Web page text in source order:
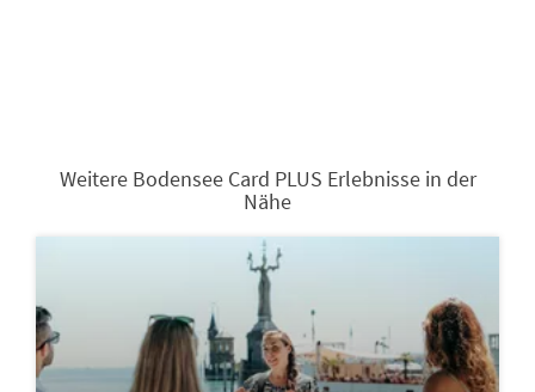
Weitere Bodensee Card PLUS Erlebnisse in der
Nähe